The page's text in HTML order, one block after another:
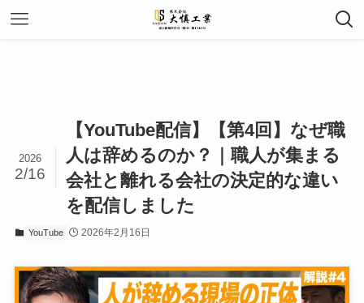
【YouTube配信】【第4回】なぜ職
人は辞めるのか？｜職人が集まる
会社と離れる会社の決定的な違い
を配信しました
2026
2/16
YouTube 2026年2月16日